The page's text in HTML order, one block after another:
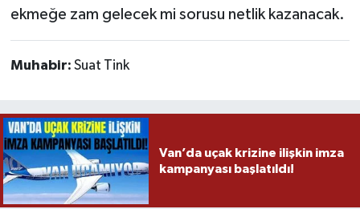
ekmeğe zam gelecek mi sorusu netlik kazanacak.
Muhabir: Suat Tink
Van’da uçak krizine ilişkin imza
kampanyası başlatıldı!